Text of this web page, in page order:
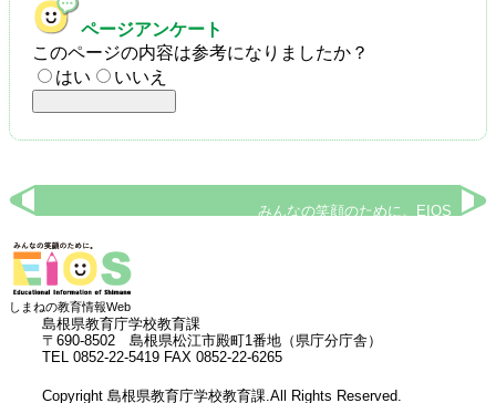
ページアンケート
このページの内容は参考になりましたか？
はい
いいえ
みんなの笑顔のために。EIOS
しまねの教育情報Web
島根県教育庁学校教育課
〒690-8502 島根県松江市殿町1番地（県庁分庁舎）
TEL 0852-22-5419 FAX 0852-22-6265
Copyright 島根県教育庁学校教育課.All Rights Reserved.